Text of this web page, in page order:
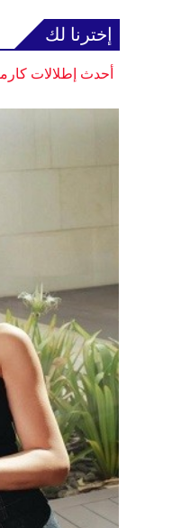
إخترنا لك
أحدث إطلالات